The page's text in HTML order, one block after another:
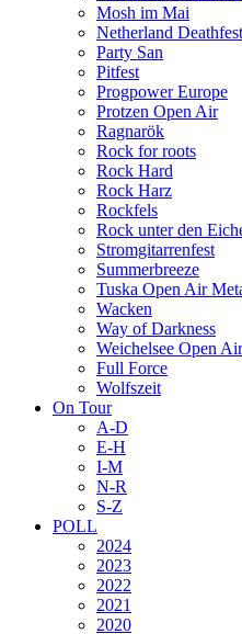
Mosh im Mai
Netherland Deathfest
Party San
Pitfest
Progpower Europe
Protzen Open Air
Ragnarök
Rock for roots
Rock Hard
Rock Harz
Rockfels
Rock unter den
Stromgitarrenfest
Summerbreeze
Tuska Open Air
Wacken
Way of Darkness
Weichelsee Open Air
Full Force
Wolfszeit
On Tour
A-D
E-H
I-M
N-R
S-Z
POLL
2024
2023
2022
2021
2020